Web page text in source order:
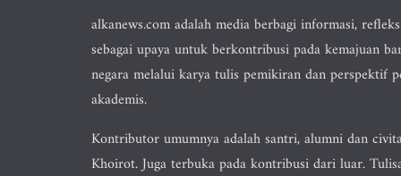
alkanews.com adalah media berbagi informasi,
sebagai upaya untuk berkontribusi pada kemajuan
negara melalui karya tulis pemikiran dan perspektif
akademis.
Kontributor umumnya adalah santri, alumni dan
Khoirot. Juga terbuka pada kontribusi dari luar.